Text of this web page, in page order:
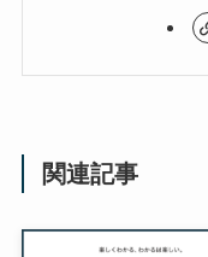
関連記事